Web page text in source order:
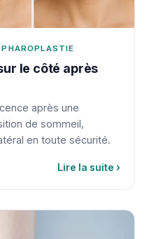
le côté après
après une
de sommeil,
en toute sécurité.
Lire la suite ›